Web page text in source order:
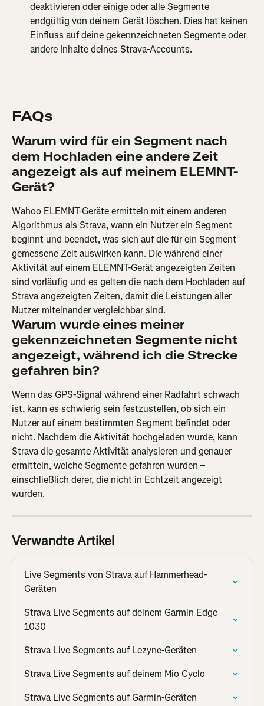
deaktivieren oder einige oder alle Segmente
endgültig von deinem Gerät löschen. Dies hat keinen
Einfluss auf deine gekennzeichneten Segmente oder
andere Inhalte deines Strava-Accounts.
FAQs
Warum wird für ein Segment nach
dem Hochladen eine andere Zeit
angezeigt als auf meinem ELEMNT-
Gerät?
Wahoo ELEMNT-Geräte ermitteln mit einem anderen
Algorithmus als Strava, wann ein Nutzer ein Segment
beginnt und beendet, was sich auf die für ein Segment
gemessene Zeit auswirken kann. Die während einer
Aktivität auf einem ELEMNT-Gerät angezeigten Zeiten
sind vorläufig und es gelten die nach dem Hochladen auf
Strava angezeigten Zeiten, damit die Leistungen aller
Nutzer miteinander vergleichbar sind.
Warum wurde eines meiner
gekennzeichneten Segmente nicht
angezeigt, während ich die Strecke
gefahren bin?
Wenn das GPS-Signal während einer Radfahrt schwach
ist, kann es schwierig sein festzustellen, ob sich ein
Nutzer auf einem bestimmten Segment befindet oder
nicht. Nachdem die Aktivität hochgeladen wurde, kann
Strava die gesamte Aktivität analysieren und genauer
ermitteln, welche Segmente gefahren wurden –
einschließlich derer, die nicht in Echtzeit angezeigt
wurden.
Verwandte Artikel
Live Segments von Strava auf Hammerhead-
Geräten
Strava Live Segments auf deinem Garmin Edge
1030
Strava Live Segments auf Lezyne-Geräten
Strava Live Segments auf deinem Mio Cyclo
Strava Live Segments auf Garmin-Geräten